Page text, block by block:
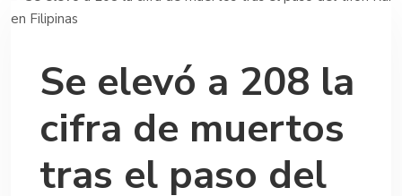
Se elevó a 208 la
cifra de muertos
tras el paso del